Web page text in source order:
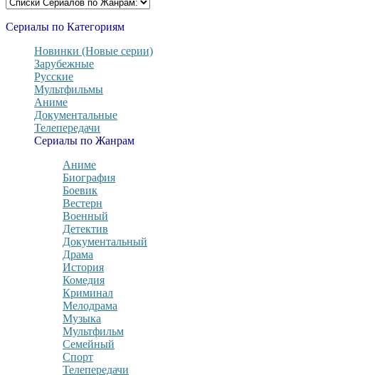
Сериалы по Категориям
Новинки (Новые серии)
Зарубежные
Русские
Мультфильмы
Аниме
Документальные
Телепередачи
Сериалы по Жанрам
Аниме
Биография
Боевик
Вестерн
Военный
Детектив
Документальный
Драма
История
Комедия
Криминал
Мелодрама
Музыка
Мультфильм
Семейный
Спорт
Телепередачи